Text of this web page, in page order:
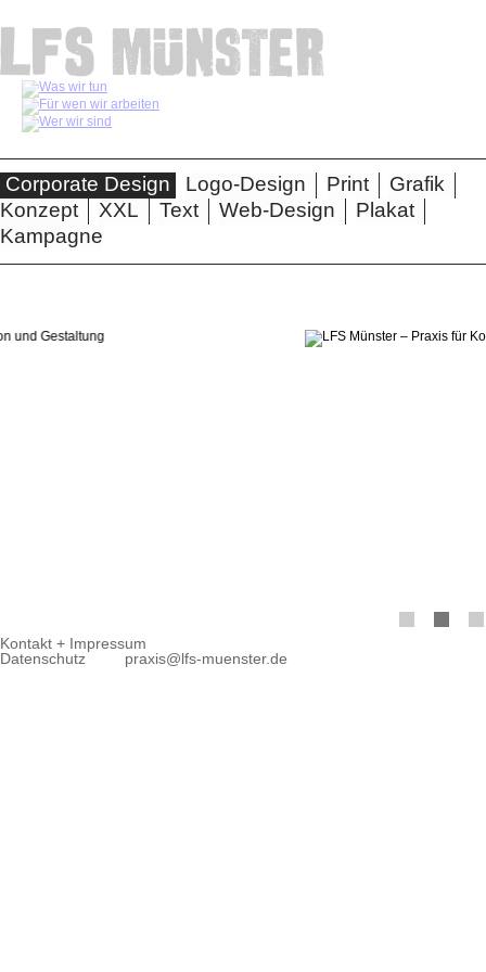
Navigation
überspringen
Navigation
überspringen
Logo-Design Print
Grafik
Konzept
XXL
Corporate Design
Text
Web-Design
Plakat
Kampagne
Navigation
überspringen
Kontakt + Impressum
Datenschutz